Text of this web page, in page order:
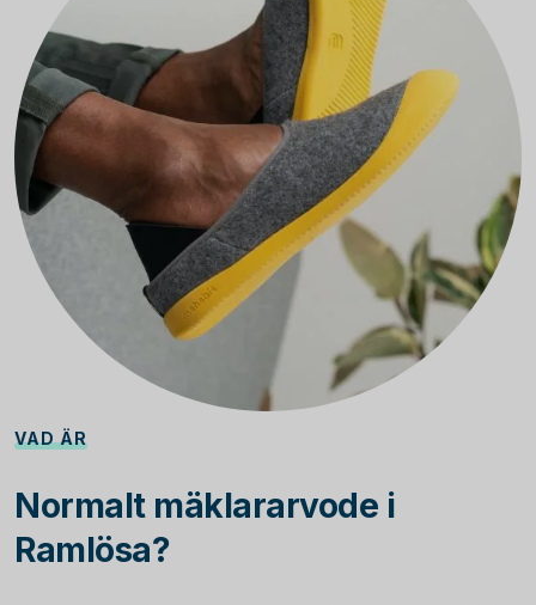
VAD ÄR
Normalt mäklararvode i
Ramlösa?